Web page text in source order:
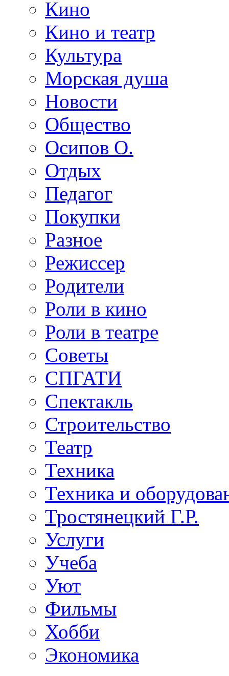
Кино
Кино и театр
Культура
Морская душа
Новости
Общество
Осипов О.
Отдых
Педагог
Покупки
Разное
Режиссер
Родители
Роли в кино
Роли в театре
Советы
СПГАТИ
Спектакль
Строительство
Театр
Техника
Техника и
Тростянецкий Г.Р.
Услуги
Учеба
Уют
Фильмы
Хобби
Экономика